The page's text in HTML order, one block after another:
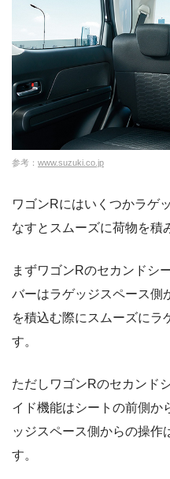
参考： www.suzuki.co.jp
ワゴンRにはいくつかラゲ
なすとスムーズに荷物を積
まずワゴンRのセカンドシ
バーはラゲッジスペース側
を積込む際にスムーズにラ
す。
ただしワゴンRのセカンド
イド機能はシートの前側か
ッジスペース側からの操作
す。